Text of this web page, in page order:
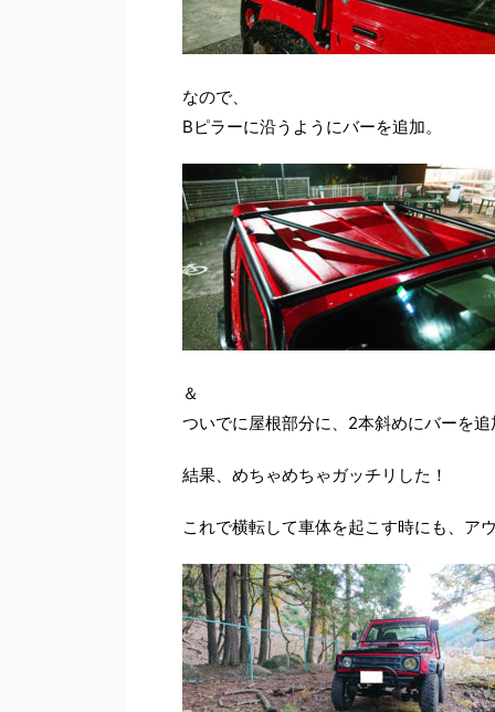
なので、
Bピラーに沿うようにバーを追加。
＆
ついでに屋根部分に、2本斜めにバーを
結果、めちゃめちゃガッチリした！
これで横転して車体を起こす時にも、ア